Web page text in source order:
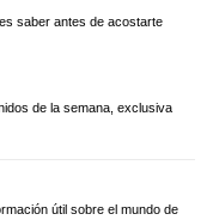
saber antes de acostarte
de la semana, exclusiva
útil sobre el mundo de